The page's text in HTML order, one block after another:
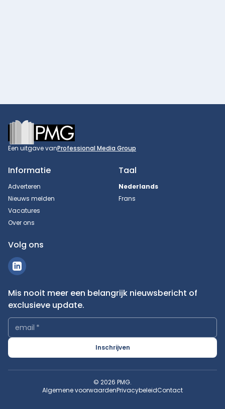
Footer
Een uitgave vanProfessional Media Group
Informatie
Adverteren
Nieuws melden
Vacatures
Over ons
Taal
Nederlands
Frans
Volg ons
Mis nooit meer een belangrijk nieuwsbericht of
exclusieve update.
email *
Inschrijven
© 2026 PMG.
Algemene voorwaardenPrivacybeleidContact